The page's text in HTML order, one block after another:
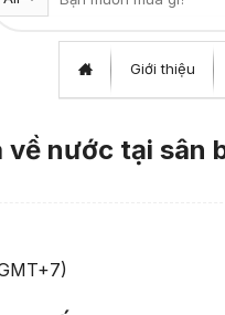
Giới thiệu
nước tại sân